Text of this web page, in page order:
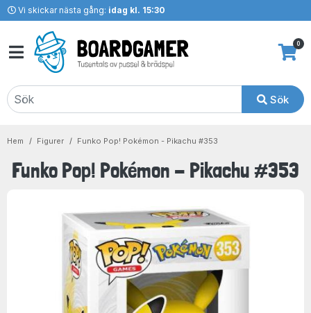
Vi skickar nästa gång: idag kl. 15:30
Sök
0
Hem Figurer Funko Pop! Pokémon - Pikachu #353
Funko Pop! Pokémon - Pikachu #353